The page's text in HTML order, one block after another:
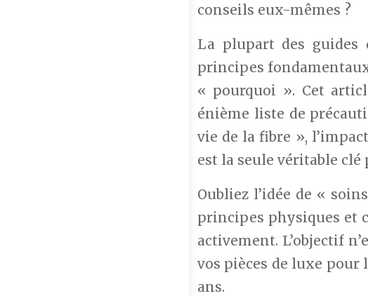
conseils eux-mêmes ?
La plupart des guides
principes
« pourquoi ». Cet
énième liste de
vie de la fibre »,
est la seule véritable
Oubliez l’idée de «
principes physiques et
activement. L’objectif
vos pièces de luxe pour
ans.